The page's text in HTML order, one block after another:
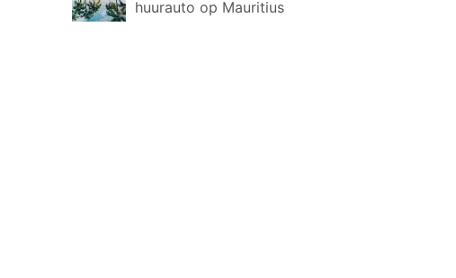
huurauto op Mauritius